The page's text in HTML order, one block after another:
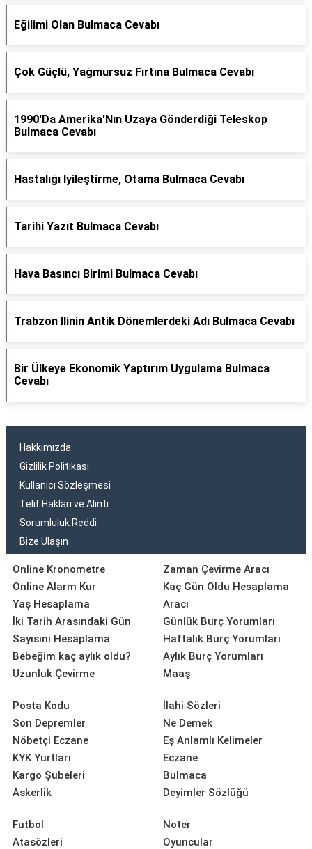
Eğilimi Olan Bulmaca Cevabı
Çok Güçlü, Yağmursuz Fırtına Bulmaca Cevabı
1990'Da Amerika'Nın Uzaya Gönderdiği Teleskop
Bulmaca Cevabı
Hastalığı Iyileştirme, Otama Bulmaca Cevabı
Tarihi Yazıt Bulmaca Cevabı
Hava Basıncı Birimi Bulmaca Cevabı
Trabzon Ilinin Antik Dönemlerdeki Adı Bulmaca Cevabı
Bir Ülkeye Ekonomik Yaptırım Uygulama Bulmaca
Cevabı
Hakkımızda
Gizlilik Politikası
Kullanıcı Sözleşmesi
Telif Hakları ve Alıntı
Sorumluluk Reddi
Bize Ulaşın
Online Kronometre
Online Alarm Kur
Yaş Hesaplama
İki Tarih Arasındaki Gün
Sayısını Hesaplama
Bebeğim kaç aylık oldu?
Uzunluk Çevirme
Zaman Çevirme Aracı
Kaç Gün Oldu Hesaplama
Aracı
Günlük Burç Yorumları
Haftalık Burç Yorumları
Aylık Burç Yorumları
Maaş
Posta Kodu
Son Depremler
Nöbetçi Eczane
KYK Yurtları
Kargo Şubeleri
Askerlik
İlahi Sözleri
Ne Demek
Eş Anlamlı Kelimeler
Eczane
Bulmaca
Deyimler Sözlüğü
Futbol
Atasözleri
Noter
Oyuncular